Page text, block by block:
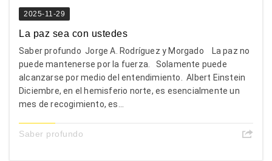
2025-11-29
La paz sea con ustedes
Saber profundo Jorge A. Rodríguez y Morgado La paz no
puede mantenerse por la fuerza. Solamente puede
alcanzarse por medio del entendimiento. Albert Einstein
Diciembre, en el hemisferio norte, es esencialmente un
mes de recogimiento, es...
Saber profundo